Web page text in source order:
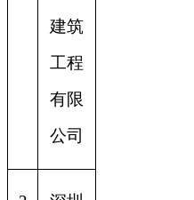
建筑
工程
有限
公司